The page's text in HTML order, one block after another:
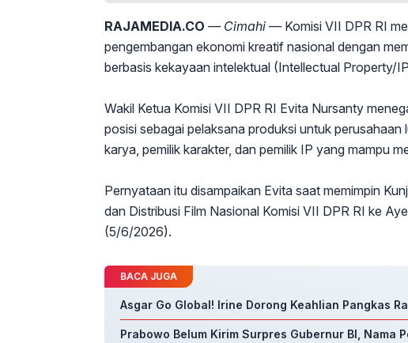
RAJAMEDIA.CO — Cimahi —Komisi VII DPR RI
pengembangan ekonomi kreatif nasional dengan
berbasis kekayaan intelektual (Intellectual Property/
Wakil Ketua Komisi VII DPR RI Evita Nursanty
posisi sebagai pelaksana produksi untuk
karya, pemilik karakter, dan pemilik IP yang mampu
Pernyataan itu disampaikan Evita saat memimpin
dan Distribusi Film Nasional Komisi VII DPR RI ke
(5/6/2026).
BACA JUGA
Asgar Go Global! Irine Dorong Keahlian Pangkas
Prabowo Belum Kirim Surpres Gubernur BI, Nama